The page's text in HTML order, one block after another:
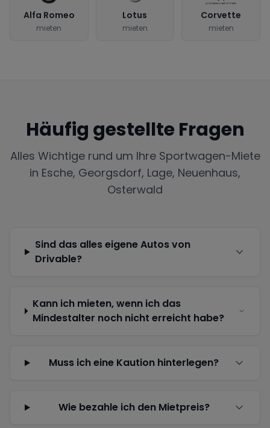
Alfa Romeo
mieten
Lotus
mieten
Corvette
mieten
Häufig gestellte Fragen
Alles Wichtige rund um Ihre Sportwagen-Miete
in Esche, Georgsdorf, Lage, Neuenhaus,
Osterwald
Sind das alles eigene Autos von
Drivable?
Kann ich mieten, wenn ich das
Mindestalter noch nicht erreicht habe?
Muss ich eine Kaution hinterlegen?
Wie bezahle ich den Mietpreis?